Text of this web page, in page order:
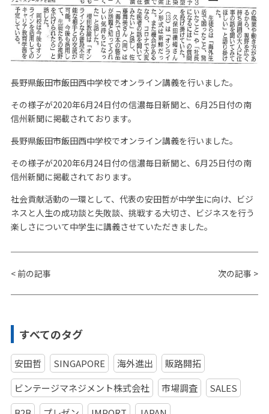
長野県飯田市飯田西中学校でオンライン講義を行いました。
その様子が2020年6月24日付の信濃毎日新聞と、6月25日付の南
信州新聞に掲載されております。
長野県飯田市飯田西中学校でオンライン講義を行いました。
その様子が2020年6月24日付の信濃毎日新聞と、6月25日付の南
信州新聞に掲載されております。
社会貢献活動の一環として、代表の安田哲が中学生に向け、ビジ
ネスと人生の成功談と失敗談、挑戦する大切さ、ビジネスを行う
楽しさについて中学生に講義させていただきました。
< 前の記事 次の記事 >
すべてのタグ
安田哲 SINGAPORE 海外進出
販路開拓
ビンテージマネジメント株式会社
市場調査
SALES